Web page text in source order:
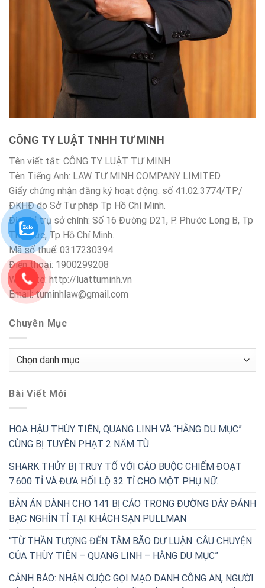
CÔNG TY LUẬT TNHH TƯ MINH
Tên viết tắt: CÔNG TY LUẬT TƯ MINH
Tên Tiếng Anh: LAW TƯ MINH COMPANY LIMITED
Giấy chứng nhận đăng ký hoạt động: số 41.02.3774/TP/
ĐKHĐ do Sở Tư pháp Tp Hồ Chí Minh.
Địa chỉ trụ sở chính: Số 16 Đường D21, P. Phước Long B, Tp
Thủ Đức, Tp Hồ Chí Minh.
Mã số thuế: 0317230394
Điện thoại: 1900299208
Website: http://luattuminh.vn
Email: tuminhlaw@gmail.com
Chuyên Mục
Chuyên
Bài Viết Mới
HOA HẬU THÙY TIÊN, QUANG LINH VÀ “HẰNG DU MỤC”
CÙNG BỊ TUYÊN PHẠT 2 NĂM TÙ.
SHARK THỦY BỊ TRUY TỐ VỚI CÁO BUỘC CHIẾM ĐOẠT
7.600 TỈ VÀ ĐƯA HỐI LỘ 32 TỈ CHO MỘT PHỤ NỮ.
BẢN ÁN DÀNH CHO 141 BỊ CÁO TRONG ĐƯỜNG DÂY ĐÁNH
BẠC NGHÌN TỈ TẠI KHÁCH SẠN PULLMAN
“TỪ THẦN TƯỢNG ĐẾN TÂM BÃO DƯ LUẬN: CÂU CHUYỆN
CỦA THÙY TIÊN – QUANG LINH – HẰNG DU MỤC”
CẢNH BÁO: NHẬN CUỘC GỌI MẠO DANH CÔNG AN, NGƯỜI